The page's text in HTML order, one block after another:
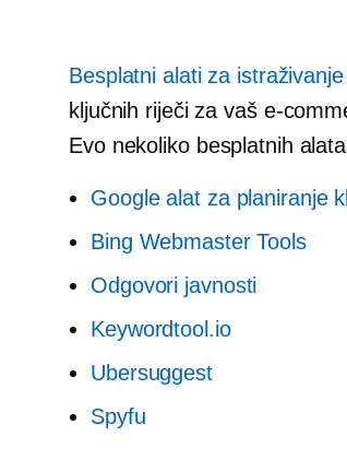
Besplatni alati za
ključnih riječi za vaš e-
Evo nekoliko besplatnih
Google alat za planiranje
Bing Webmaster Tools
Odgovori javnosti
Keywordtool.io
Ubersuggest
Spyfu